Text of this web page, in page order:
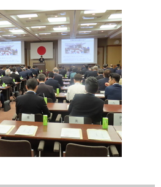
韓国語（한국어）
組織案内
生涯学習・スポーツ・人権
外国人の方向け情報
健康・医療
計画・施策
スポットを探す
グルメ・食べる
四季のイベント・祭り
市役所の紹介
広報・広聴